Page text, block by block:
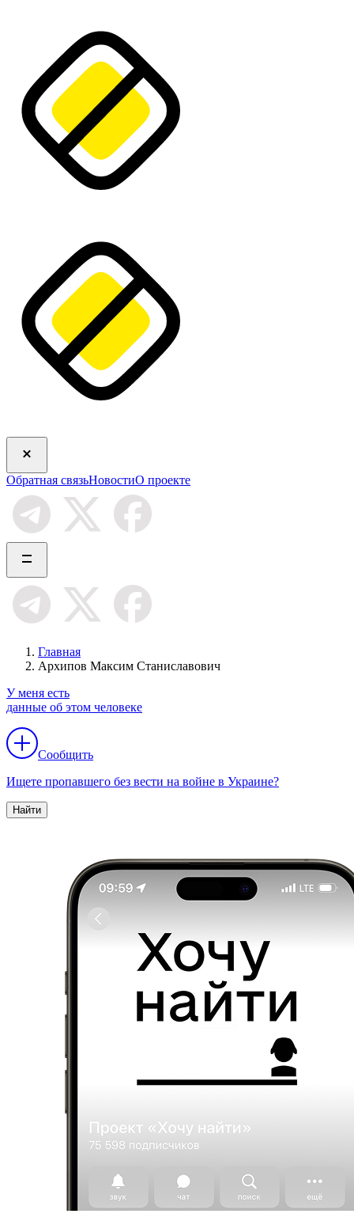
Обратная связьНовостиО проекте
Главная
Архипов Максим Станиславович
У меня есть
данные об этом человеке
Сообщить
Ищете пропавшего без вести на войне в Украине?
Найти